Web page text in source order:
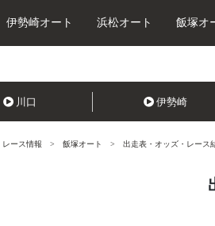
伊勢崎オート 浜松オート 飯塚オ
川口 伊勢崎
レース情報 飯塚オート 出走表・オッズ・レース